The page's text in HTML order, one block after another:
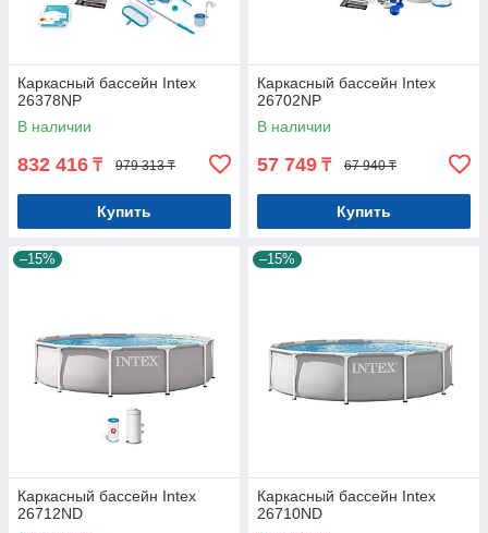
Каркасный бассейн Intex
26378NP
В наличии
832 416 ₸ 979 313 ₸
Купить
Каркасный бассейн Intex
26702NP
В наличии
57 749 ₸ 67 940 ₸
Купить
–15%
Каркасный бассейн Intex
26712ND
–15%
Каркасный бассейн Intex
26710ND